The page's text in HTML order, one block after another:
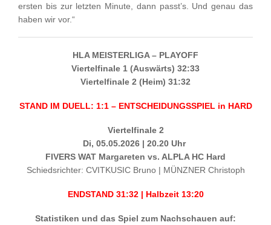
ersten bis zur letzten Minute, dann passt’s. Und genau das
haben wir vor.“
HLA MEISTERLIGA – PLAYOFF
Viertelfinale 1 (Auswärts) 32:33
Viertelfinale 2 (Heim) 31:32
STAND IM DUELL: 1:1 – ENTSCHEIDUNGSSPIEL in HARD
Viertelfinale 2
Di, 05.05.2026 | 20.20 Uhr
FIVERS WAT Margareten vs. ALPLA HC Hard
Schiedsrichter: CVITKUSIC Bruno | MÜNZNER Christoph
ENDSTAND 31:32 | Halbzeit 13:20
Statistiken und das Spiel zum Nachschauen auf: